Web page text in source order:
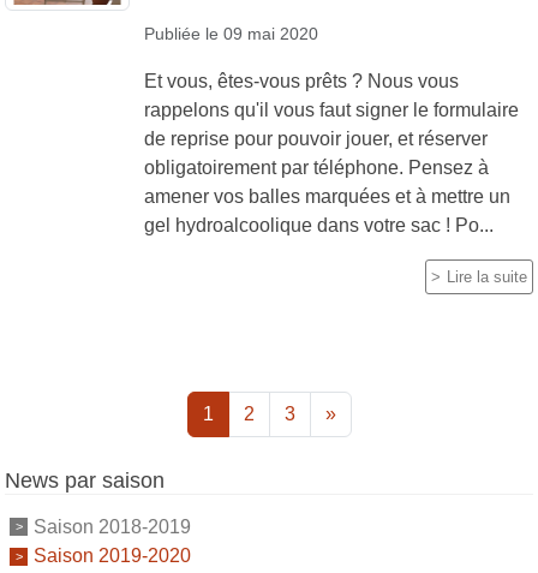
Publiée le 09 mai 2020
Et vous, êtes-vous prêts ? Nous vous
rappelons qu'il vous faut signer le formulaire
de reprise pour pouvoir jouer, et réserver
obligatoirement par téléphone. Pensez à
amener vos balles marquées et à mettre un
gel hydroalcoolique dans votre sac ! Po...
Lire la suite
1 2 3 »
News par saison
Saison 2018-2019
Saison 2019-2020